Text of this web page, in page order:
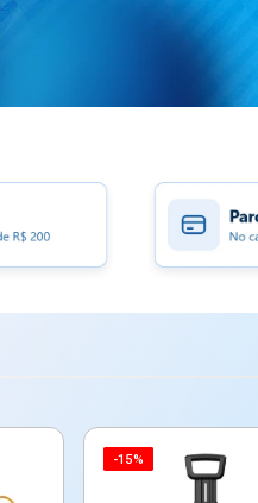
-15%